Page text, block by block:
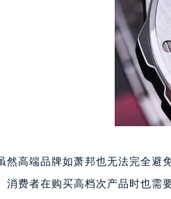
泉州市丰泽区宝洲路729
青岛市南区山东路6号华
烟台市芝罘区胜利路139
长春市朝阳区西安大路
贵阳市南明区都司高架桥
昆明市盘龙区北京路928
石家庄市长安区中山东路
海口市龙华区金贸东路5
唐山市路南区新华东道
然高端品牌如萧邦也无法完全避
消费者在购买高档次产品时也需